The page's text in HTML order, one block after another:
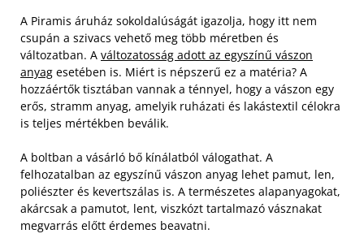
A Piramis áruház sokoldalúságát igazolja, hogy itt nem
csupán a szivacs vehető meg több méretben és
változatban. A változatosság adott az egyszínű vászon
anyag esetében is. Miért is népszerű ez a matéria? A
hozzáértők tisztában vannak a ténnyel, hogy a vászon egy
erős, stramm anyag, amelyik ruházati és lakástextil célokra
is teljes mértékben beválik.
A boltban a vásárló bő kínálatból válogathat. A
felhozatalban az egyszínű vászon anyag lehet pamut, len,
poliészter és kevertszálas is. A természetes alapanyagokat,
akárcsak a pamutot, lent, viszkózt tartalmazó vásznakat
megvarrás előtt érdemes beavatni.